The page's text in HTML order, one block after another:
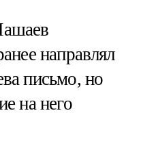
направлял
письмо, но
на него